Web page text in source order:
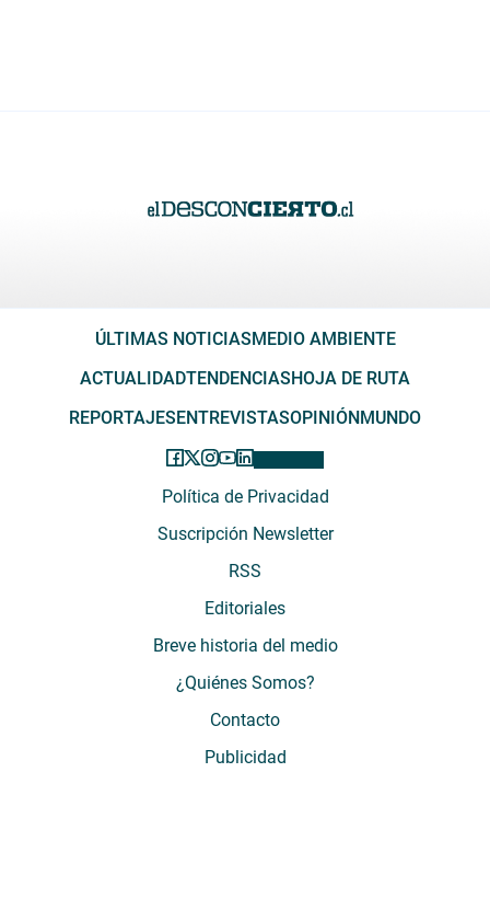
ÚLTIMAS NOTICIASMEDIO AMBIENTE
ACTUALIDADTENDENCIASHOJA DE RUTA
REPORTAJESENTREVISTASOPINIÓNMUNDO
Política de Privacidad
Suscripción Newsletter
RSS
Editoriales
Breve historia del medio
¿Quiénes Somos?
Contacto
Publicidad